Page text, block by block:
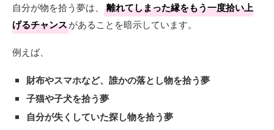
自分が物を拾う夢は、
離れてしまった縁をもう一度拾い上
げるチャンスがあることを暗示しています。
例えば、
財布やスマホなど、誰かの落とし物を拾う夢
子猫や子犬を拾う夢
自分が失くしていた探し物を拾う夢